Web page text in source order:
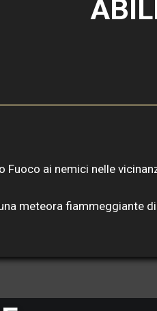
ai nemici nelle
meteora fiammeggiante